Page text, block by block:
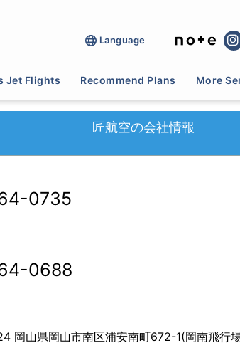
Language
Jet Flights Recommend Plans More
匠航空の会社情報
0735
0688
岡山県岡山市南区浦安南町672-1(岡南飛行